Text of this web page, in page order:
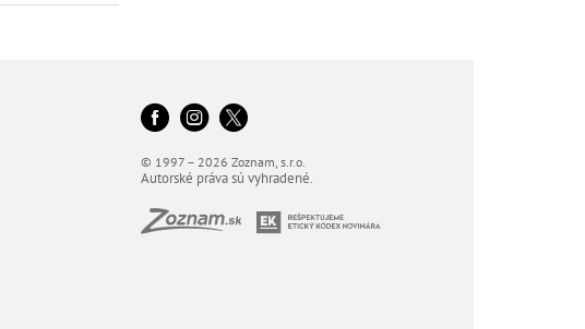
© 1997 – 2026 Zoznam, s.r.o.
Autorské práva sú vyhradené.